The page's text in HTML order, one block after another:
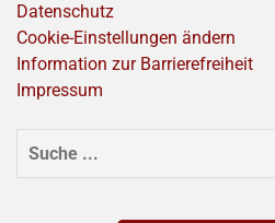
Datenschutz
Cookie-Einstellungen ändern
Information zur Barrierefreiheit
Impressum
SUCHEN